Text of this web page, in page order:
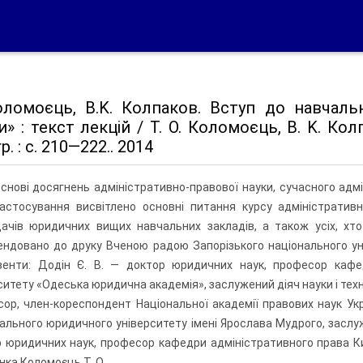
В.K. Колпаков. Вступ до
: текст лекцій / T. О. Коломоєць, В. K.
: c. 210—222.. 2014
досягнень адміністративно-правової науки, сучасного
висвітлено основні питання курсу
юридичних вищих навчальних закладів, а також усіх,
до друку Вченою радою Запорізького національного
Додін Є. В. — доктор юридичних наук, професор
«Одеська юридична академія», заслужений діяч науки і
член-кореспондент Національної академії правових наук
юридичного університету імені Ярослава Мудрого,
юридичних наук, професор кафедри адміністративного права